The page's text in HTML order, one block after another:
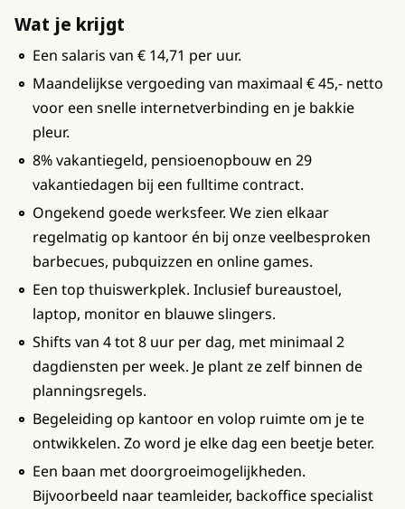
Wat je krijgt
Een salaris van € 14,71 per uur.
Maandelijkse vergoeding van maximaal € 45,- netto
voor een snelle internetverbinding en je bakkie
pleur.
8% vakantiegeld, pensioenopbouw en 29
vakantiedagen bij een fulltime contract.
Ongekend goede werksfeer. We zien elkaar
regelmatig op kantoor én bij onze veelbesproken
barbecues, pubquizzen en online games.
Een top thuiswerkplek. Inclusief bureaustoel,
laptop, monitor en blauwe slingers.
Shifts van 4 tot 8 uur per dag, met minimaal 2
dagdiensten per week. Je plant ze zelf binnen de
planningsregels.
Begeleiding op kantoor en volop ruimte om je te
ontwikkelen. Zo word je elke dag een beetje beter.
Een baan met doorgroeimogelijkheden.
Bijvoorbeeld naar teamleider, backoffice specialist